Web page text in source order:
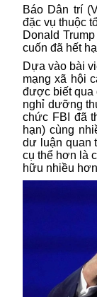
Báo Dân trí
đặc vụ thuộc
Donald
cuốn đã hết
Dựa vào bài
mạng xã hội
được biết qua
nghỉ dưỡng
chức FBI đã
hạn) cùng
dư luận quan
cụ thể hơn là
hữu nhiều